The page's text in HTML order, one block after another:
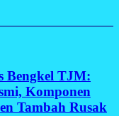
Bengkel TJM:
Komponen
Tambah Rusak